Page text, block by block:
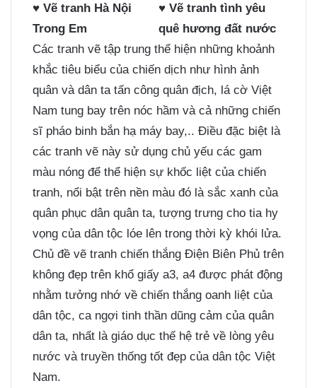
♥ Vẽ tranh Hà Nội
Trong Em
♥ Vẽ tranh tình yêu
quê hương đất nước
Các tranh vẽ tập trung thể hiện những khoảnh
khắc tiêu biểu của chiến dịch như hình ảnh
quân và dân ta tấn công quân địch, lá cờ Việt
Nam tung bay trên nóc hầm và cả những chiến
sĩ pháo binh bắn hạ máy bay,.. Điều đặc biệt là
các tranh vẽ này sử dụng chủ yếu các gam
màu nóng để thể hiện sự khốc liệt của chiến
tranh, nổi bật trên nền màu đó là sắc xanh của
quân phục dân quân ta, tượng trưng cho tia hy
vọng của dân tộc lóe lên trong thời kỳ khói lửa.
Chủ đề vẽ tranh chiến thắng Điện Biên Phủ trên
không đẹp trên khổ giấy a3, a4 được phát động
nhằm tưởng nhớ về chiến thắng oanh liệt của
dân tộc, ca ngợi tinh thần dũng cảm của quân
dân ta, nhất là giáo dục thế hệ trẻ về lòng yêu
nước và truyền thống tốt đẹp của dân tộc Việt
Nam.